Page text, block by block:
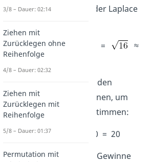
kann. Das machst du mit der Laplace
σ =
=
≈
Jetzt kannst du auch noch den
Erwartungswert
berechnen, um
das Intervall genau zu bestimmen:
μ = n · p = 0,2 · 100 = 20
Wenn du das Intervall der Gewinne
3/8 – Dauer: 02:14
Ziehen mit
Zurücklegen ohne
Reihenfolge
4/8 – Dauer: 02:32
Ziehen mit
Zurücklegen mit
Reihenfolge
5/8 – Dauer: 01:37
Permutation mit